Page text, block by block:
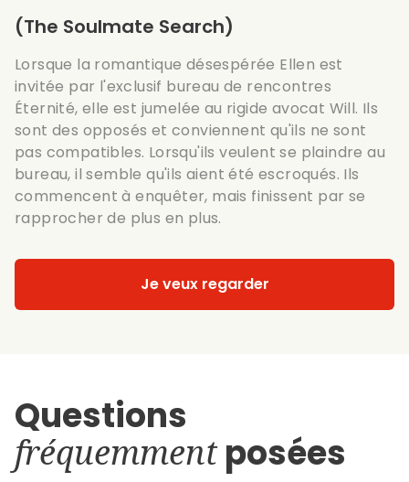
(The Soulmate Search)
Lorsque la romantique désespérée Ellen est
invitée par l'exclusif bureau de rencontres
Éternité, elle est jumelée au rigide avocat Will. Ils
sont des opposés et conviennent qu'ils ne sont
pas compatibles. Lorsqu'ils veulent se plaindre au
bureau, il semble qu'ils aient été escroqués. Ils
commencent à enquêter, mais finissent par se
rapprocher de plus en plus.
Je veux regarder
Questions
fréquemmentposées